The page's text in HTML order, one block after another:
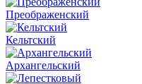
Преображенский
Кельтский
Архангельский